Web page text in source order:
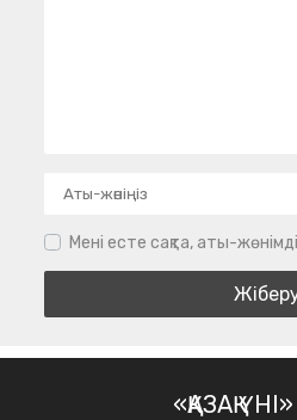
Мені есте сақта, аты-
«ҚАЗАҚ